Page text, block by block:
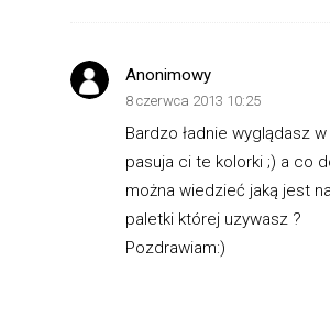
Anonimowy
8 czerwca 2013 10:25
Bardzo ładnie wyglądasz
pasuja ci te kolorki ;) a co
można wiedzieć jaką jest
paletki której uzywasz ?
Pozdrawiam:)